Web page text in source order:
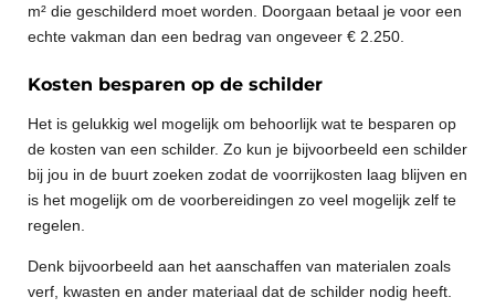
m² die geschilderd moet worden. Doorgaan betaal je voor een
echte vakman dan een bedrag van ongeveer € 2.250.
Kosten besparen op de schilder
Het is gelukkig wel mogelijk om behoorlijk wat te besparen op
de kosten van een schilder. Zo kun je bijvoorbeeld een schilder
bij jou in de buurt zoeken zodat de voorrijkosten laag blijven en
is het mogelijk om de voorbereidingen zo veel mogelijk zelf te
regelen.
Denk bijvoorbeeld aan het aanschaffen van materialen zoals
verf, kwasten en ander materiaal dat de schilder nodig heeft.